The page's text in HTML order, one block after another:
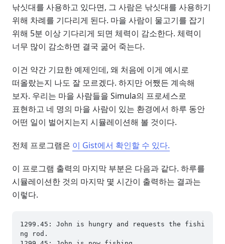
낚싯대를 사용하고 있다면, 그 사람은 낚싯대를 사용하기
위해 차례를 기다리게 된다. 마을 사람이 물고기를 잡기
위해 5분 이상 기다리게 되면 체력이 감소한다. 체력이
너무 많이 감소하면 결국 굶어 죽는다.
이건 약간 기묘한 예제인데, 왜 처음에 이게 예시로
떠올랐는지 나도 잘 모르겠다. 하지만 어쨌든 계속해
보자. 우리는 마을 사람들을 Simula의 프로세스로
표현하고 네 명의 마을 사람이 있는 환경에서 하루 동안
어떤 일이 벌어지는지 시뮬레이션해 볼 것이다.
전체 프로그램은 이 Gist에서 확인할 수 있다.
이 프로그램 출력의 마지막 부분은 다음과 같다. 하루를
시뮬레이션한 것의 마지막 몇 시간이 출력하는 결과는
이렇다.
1299.45: John is hungry and requests the fishi
ng rod.